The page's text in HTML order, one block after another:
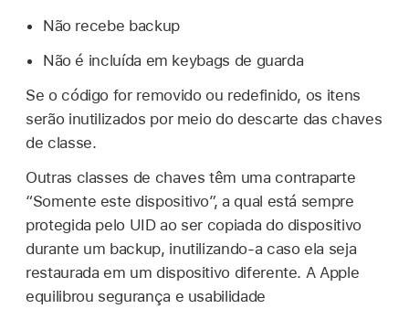
Não recebe backup
Não é incluída em keybags de guarda
Se o código for removido ou redefinido, os itens
serão inutilizados por meio do descarte das chaves
de classe.
Outras classes de chaves têm uma contraparte
“Somente este dispositivo”, a qual está sempre
protegida pelo UID ao ser copiada do dispositivo
durante um backup, inutilizando-a caso ela seja
restaurada em um dispositivo diferente. A Apple
equilibrou segurança e usabilidade